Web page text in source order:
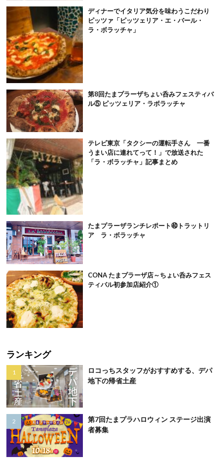
ディナーでイタリア気分を味わうこだわり
ピッツァ「ピッツェリア・エ・バール・
ラ・ボラッチャ」
第8回たまプラーザちょい呑みフェスティバ
ル⑤ ピッツェリア・ラボラッチャ
テレビ東京「タクシーの運転手さん 一番
うまい店に連れてって！」で放送された
「ラ・ボラッチャ」記事まとめ
たまプラーザランチレポート㊵トラットリ
ア ラ・ボラッチャ
CONA たまプラーザ店～ちょい呑みフェス
ティバル初参加店紹介①
ランキング
ロコっちスタッフがおすすめする、デパ
地下の帰省土産
第7回たまプラハロウィン ステージ出演
者募集